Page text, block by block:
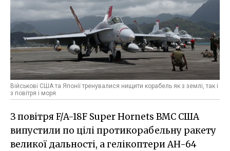
Військові США та Японії тренувалися нищити корабель як з землі, так і
з повітря і моря
З повітря F/A-18F Super Hornets ВМС США
випустили по цілі протикорабельну ракету
великої дальності, а гелікоптери AH-64